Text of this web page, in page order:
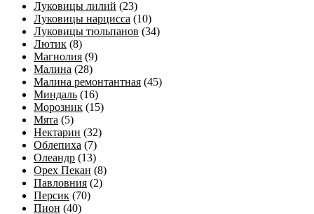
Луковицы лилий (23)
Луковицы нарцисса (10)
Луковицы тюльпанов (34)
Лютик (8)
Магнолия (9)
Малина (28)
Малина ремонтантная (45)
Миндаль (16)
Морозник (15)
Мята (5)
Нектарин (32)
Облепиха (7)
Олеандр (13)
Орех Пекан (8)
Павловния (2)
Персик (70)
Пион (40)